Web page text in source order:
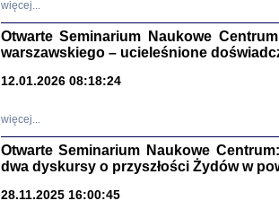
więcej...
Otwarte Seminarium Naukowe
warszawskiego – ucieleśnione
12.01.2026 08:18:24
więcej...
Otwarte Seminarium Naukowe
dwa dyskursy o przyszłości Żydów w
28.11.2025 16:00:45